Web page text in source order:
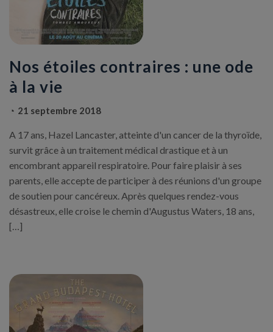
Nos étoiles contraires : une ode
à la vie
21 septembre 2018
A 17 ans, Hazel Lancaster, atteinte d'un cancer de la thyroïde,
survit grâce à un traitement médical drastique et à un
encombrant appareil respiratoire. Pour faire plaisir à ses
parents, elle accepte de participer à des réunions d'un groupe
de soutien pour cancéreux. Après quelques rendez-vous
désastreux, elle croise le chemin d'Augustus Waters, 18 ans,
[…]